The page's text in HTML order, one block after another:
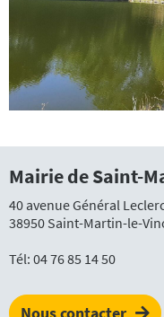
Mairie de Saint-
40 avenue Général
38950 Saint-Martin-le-
Tél: 04 76 85 14 50